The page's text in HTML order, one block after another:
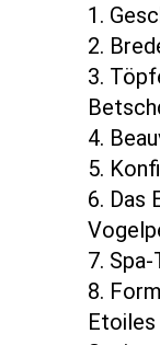
1.
2.
3.
4.
5.
6. Das
7.
8.